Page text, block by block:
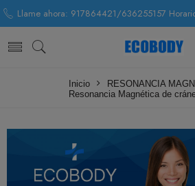
Llame ahora: 917864421/636255157
Inicio
RESONANCIA
Resonancia Magnética de